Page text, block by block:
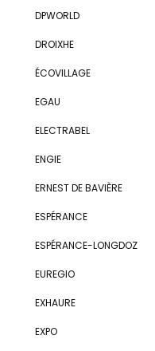
DPWORLD
DROIXHE
ÉCOVILLAGE
EGAU
ELECTRABEL
ENGIE
ERNEST DE BAVIÈRE
ESPÉRANCE
ESPÉRANCE-LONGDOZ
EUREGIO
EXHAURE
EXPO